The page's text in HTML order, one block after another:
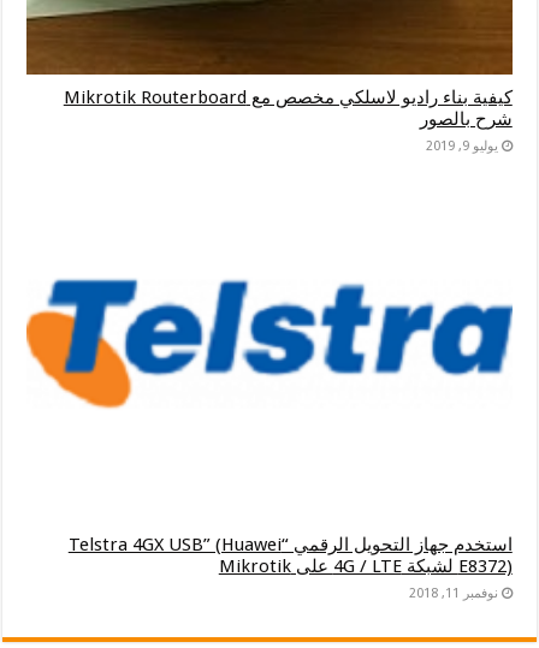
كيفية بناء راديو لاسلكي مخصص مع Mikrotik Routerboard
شرح بالصور
يوليو 9, 2019
استخدم جهاز التحويل الرقمي “Telstra 4GX USB” (Huawei
E8372) لشبكة 4G / LTE على Mikrotik
نوفمبر 11, 2018